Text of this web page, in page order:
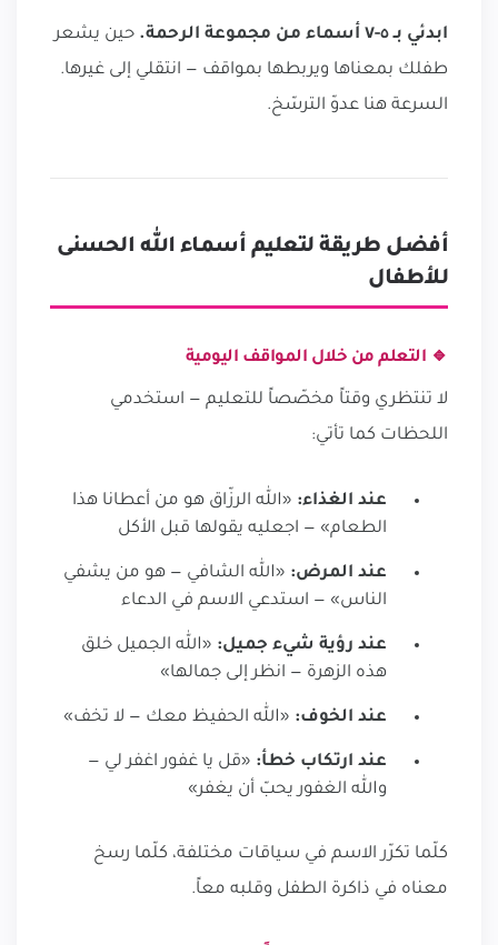
ابدئي بـ ٥-٧ أسماء من مجموعة الرحمة.
حين يشعر
طفلك بمعناها ويربطها بمواقف — انتقلي إلى غيرها.
السرعة هنا عدوّ الترسّخ.
أفضل طريقة لتعليم أسماء الله الحسنى
للأطفال
🔹 التعلم من خلال المواقف اليومية
لا تنتظري وقتاً مخصّصاً للتعليم — استخدمي
اللحظات كما تأتي:
عند الغذاء: «الله الرزّاق هو من أعطانا هذا
الطعام» — اجعليه يقولها قبل الأكل
عند المرض: «الله الشافي — هو من يشفي
الناس» — استدعي الاسم في الدعاء
عند رؤية شيء جميل: «الله الجميل خلق
هذه الزهرة — انظر إلى جمالها»
عند الخوف: «الله الحفيظ معك — لا تخف»
عند ارتكاب خطأ: «قل يا غفور اغفر لي —
والله الغفور يحبّ أن يغفر»
كلّما تكرّر الاسم في سياقات مختلفة، كلّما رسخ
معناه في ذاكرة الطفل وقلبه معاً.